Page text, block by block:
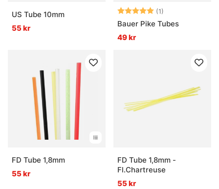
US Tube 10mm
55 kr
Betyg: (1)
Bauer Pike Tubes
49 kr
FD Tube 1,8mm
55 kr
FD Tube 1,8mm -
Fl.Chartreuse
55 kr